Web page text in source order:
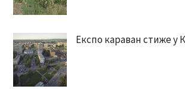
Експо караван стиже у